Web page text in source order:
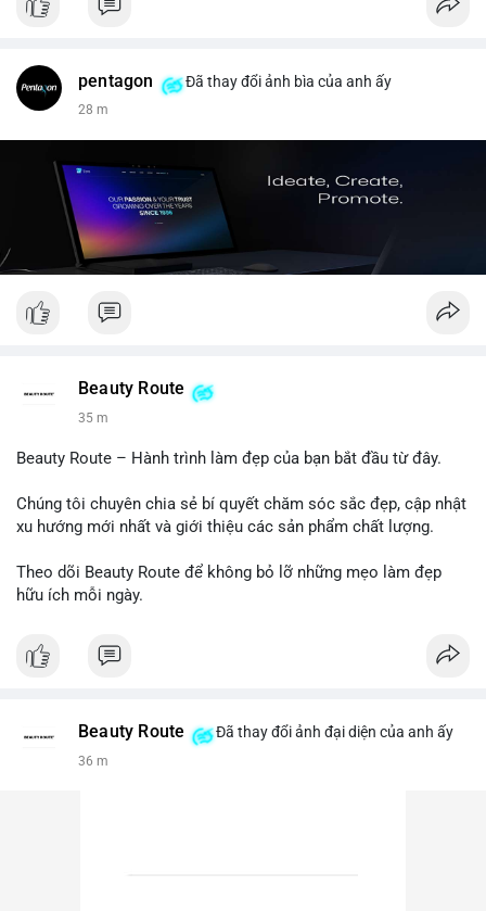
pentagon Đã thay đổi ảnh bìa của anh ấy
28 m
Beauty Route
35 m
Beauty Route – Hành trình làm đẹp của bạn bắt đầu từ đây.
Chúng tôi chuyên chia sẻ bí quyết chăm sóc sắc đẹp, cập nhật
xu hướng mới nhất và giới thiệu các sản phẩm chất lượng.
Theo dõi Beauty Route để không bỏ lỡ những mẹo làm đẹp
hữu ích mỗi ngày.
Beauty Route Đã thay đổi ảnh đại diện của anh ấy
36 m